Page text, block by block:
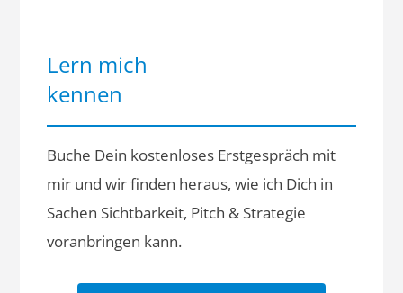
Lern mich
kennen
Buche Dein kostenloses Erstgespräch mit
mir und wir finden heraus, wie ich Dich in
Sachen Sichtbarkeit, Pitch & Strategie
voranbringen kann.